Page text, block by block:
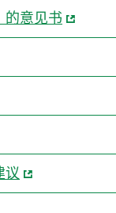
的意见书
议